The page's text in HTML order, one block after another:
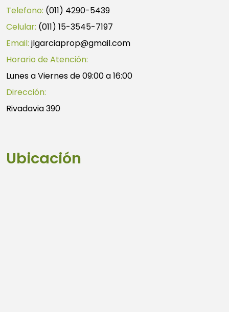
Telefono: (011) 4290-5439
Celular: (011) 15-3545-7197
Email: jlgarciaprop@gmail.com
Horario de Atención:
Lunes a Viernes de 09:00 a 16:00
Dirección:
Rivadavia 390
Ubicación